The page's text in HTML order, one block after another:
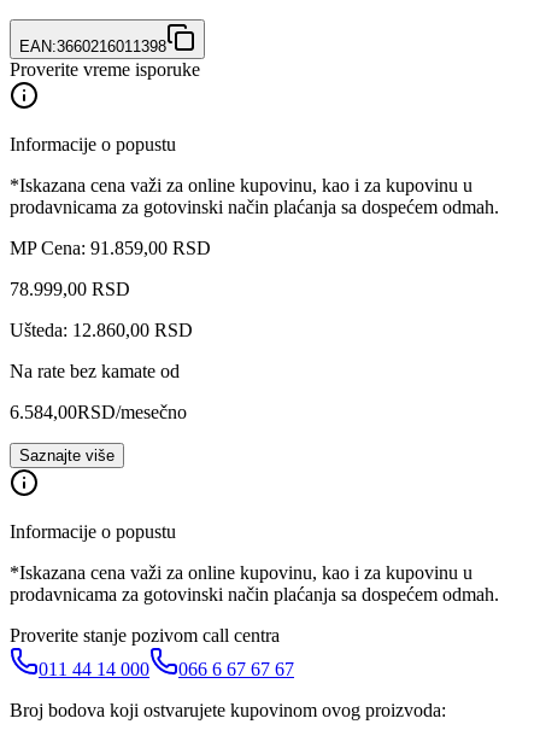
EAN:3660216011398
Proverite vreme isporuke
Informacije o popustu
*Iskazana cena važi za online kupovinu, kao i za kupovinu u
prodavnicama za gotovinski način plaćanja sa dospećem odmah.
MP Cena: 91.859,00 RSD
78.999,00 RSD
Ušteda: 12.860,00 RSD
Na rate bez kamate od
6.584,00RSD/mesečno
Saznajte više
Informacije o popustu
*Iskazana cena važi za online kupovinu, kao i za kupovinu u
prodavnicama za gotovinski način plaćanja sa dospećem odmah.
Proverite stanje pozivom call centra
011 44 14 000
066 6 67 67 67
Broj bodova koji ostvarujete kupovinom ovog proizvoda: